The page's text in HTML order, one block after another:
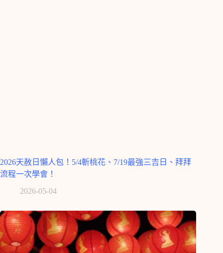
2026天赦日懶人包！5/4斬桃花、7/19最強三吉日、拜拜
流程一次學會！
2026-05-04